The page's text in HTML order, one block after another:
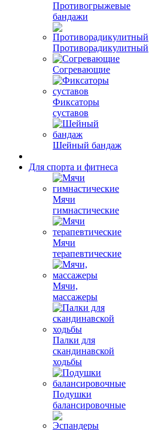
Противогрыжевые
бандажи
Противорадикулитный
Согревающие
Фиксаторы
суставов
Шейный бандаж
Для спорта и фитнеса
Мячи
гимнастические
Мячи
терапевтические
Мячи,
массажеры
Палки для
скандинавской
ходьбы
Подушки
балансировочные